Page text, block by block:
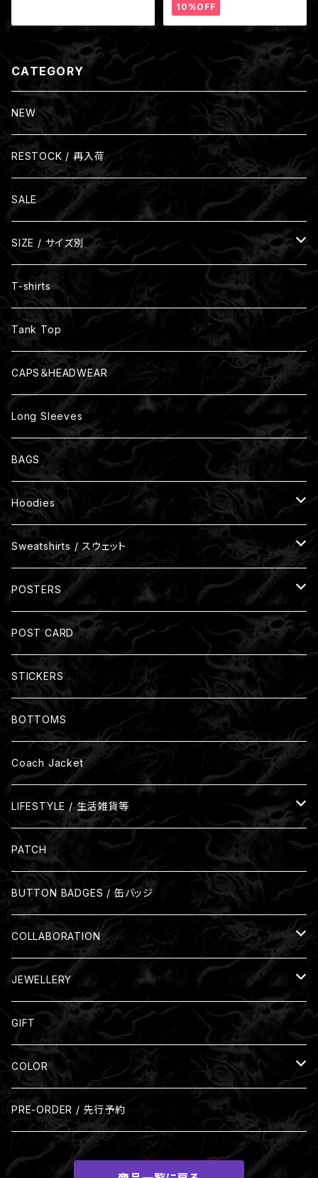
10%OFF
CATEGORY
NEW
RESTOCK / 再入荷
SALE
SIZE / サイズ別
Size S
Size M
Size L
Size XL
Size XXL
Size XXXL
One Size
T-shirts
Tank Top
CAPS＆HEADWEAR
Long Sleeves
BAGS
Hoodies
裏パイル
裏起毛
Zip-up Hoodies
裏パイル
裏起毛
Sweatshirts / スウェット
裏パイル
裏起毛
POSTERS
Size: A3(297mm x 420mm)
Size: B3(364mm x 515mm)
POST CARD
STICKERS
BOTTOMS
Coach Jacket
LIFESTYLE / 生活雑貨等
Glass
Mug
PATCH
BUTTON BADGES / 缶バッジ
COLLABORATION
Nil:GRAVE
JEWELLERY
Silver Ring
GIFT
COLOR
Black
Beige
PRE-ORDER / 先行予約